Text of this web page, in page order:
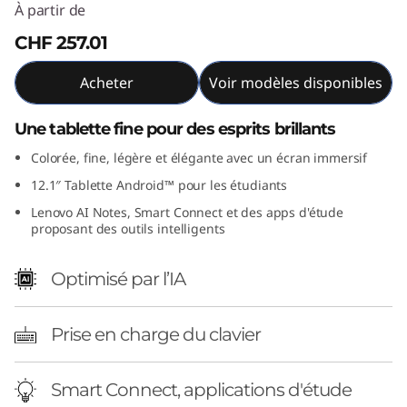
À partir de
CHF 257.01
Acheter Voir modèles disponibles
Une tablette fine pour des esprits brillants
Colorée, fine, légère et élégante avec un écran immersif
12.1″ Tablette Android™ pour les étudiants
Lenovo AI Notes, Smart Connect et des apps d'étude
proposant des outils intelligents
Optimisé par l’IA
Prise en charge du clavier
Smart Connect, applications d'étude